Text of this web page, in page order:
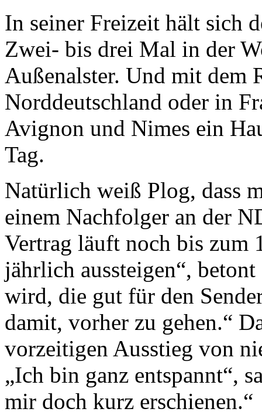
In seiner Freizeit hält sich
Zwei- bis drei Mal in der
Außenalster. Und mit dem
Norddeutschland oder in
Avignon und Nimes ein
Tag.
Natürlich weiß Plog, dass
einem Nachfolger an der
Vertrag läuft noch bis zum
jährlich aussteigen“,
wird, die gut für den
damit, vorher zu gehen.“
vorzeitigen Ausstieg von
„Ich bin ganz entspannt“,
mir doch kurz